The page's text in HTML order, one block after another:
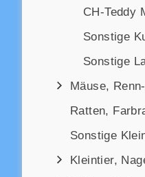
CH-Teddy
Sonstige
Sonstige
Mäuse,
Ratten,
Sonstige
Kleintier,